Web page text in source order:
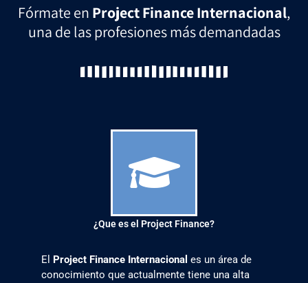
Fórmate en Project Finance Internacional,
una de las profesiones más demandadas
¿Que es el Project Finance?
El Project Finance Internacional es un área de
conocimiento que actualmente tiene una alta